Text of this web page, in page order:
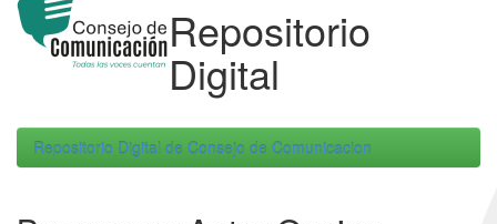
Repositorio
Digital
Repositorio Digital de Consejo de Comunicacion